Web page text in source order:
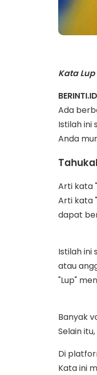
Kata
BERINTI.ID
Ada
Istilah ini
Anda
Arti kata
Arti kata
dapat
Istilah ini
atau
"Lup"
Banyak
Selain
Di
Kata ini